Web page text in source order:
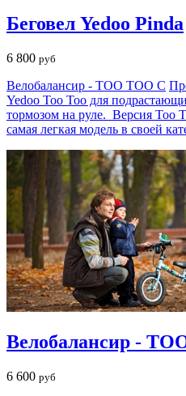
Беговел Yedoo Pinda
6 800 руб
Велобалансир - TOO TOO C
Yedoo Too Too для
тормозом на руле. Версия Too
самая легкая модель в своей
Велобалансир -
6 600 руб